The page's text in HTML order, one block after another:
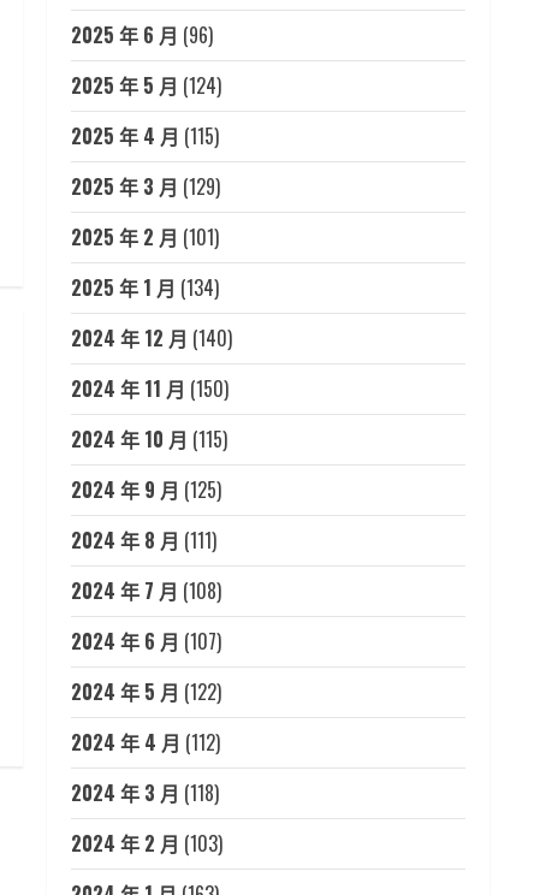
2025 年 6 月 (96)
2025 年 5 月 (124)
2025 年 4 月 (115)
2025 年 3 月 (129)
2025 年 2 月 (101)
2025 年 1 月 (134)
2024 年 12 月 (140)
2024 年 11 月 (150)
2024 年 10 月 (115)
2024 年 9 月 (125)
2024 年 8 月 (111)
2024 年 7 月 (108)
2024 年 6 月 (107)
2024 年 5 月 (122)
2024 年 4 月 (112)
2024 年 3 月 (118)
2024 年 2 月 (103)